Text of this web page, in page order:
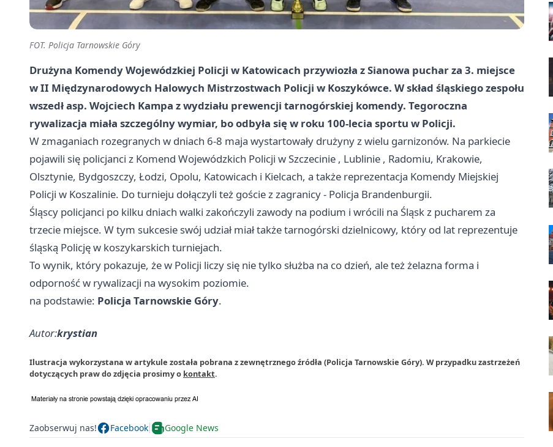
FOT. Policja Tarnowskie Góry
Drużyna Komendy Wojewódzkiej Policji w Katowicach przywiozła z Sianowa puchar za 3. miejsce
w II Międzynarodowych Halowych Mistrzostwach Policji w Koszykówce. W skład śląskiego zespołu
wszedł asp. Wojciech Kampa z wydziału prewencji tarnogórskiej komendy. Tegoroczna
rywalizacja miała szczególny wymiar, bo odbyła się w roku 100-lecia sportu w Policji.
W zmaganiach rozegranych w dniach 6-8 maja wystartowały drużyny z wielu garnizonów. Na parkiecie
pojawili się policjanci z Komend Wojewódzkich Policji wSzczecinie , Lublinie , Radomiu, Krakowie,
Olsztynie, Bydgoszczy, Łodzi, Opolu, Katowicach i Kielcach, a także reprezentacja Komendy Miejskiej
Policji w Koszalinie. Do turnieju dołączyli też goście z zagranicy - Policja Brandenburgii.
Śląscy policjanci po kilku dniach walki zakończyli zawody na podium i wrócili na Śląsk z pucharem za
trzecie miejsce. W tym sukcesie swój udział miał także tarnogórski dzielnicowy, który od lat reprezentuje
śląską Policję w koszykarskich turniejach.
To wynik, który pokazuje, że w Policji liczy się nie tylko służba na co dzień, ale też żelazna forma i
odporność w rywalizacji na wysokim poziomie.
na podstawie: Policja Tarnowskie Góry.
Autor:krystian
Ilustracja wykorzystana w artykule została pobrana z zewnętrznego źródła (Policja Tarnowskie Góry). W przypadku zastrzeżeń
dotyczących praw do zdjęcia prosimy o kontakt.
Zaobserwuj nas! Facebook Google News